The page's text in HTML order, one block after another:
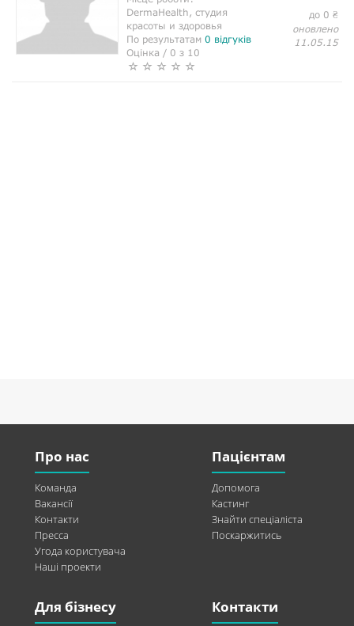
DermaHealth, студия
красоты и здоровья
По результатам 0 відгуків
Оцінка / 0 з 10
до 0 ₴
оновлено
11.05.15
Про нас
Команда
Вакансії
Контакти
Пресса
Угода користувача
Наші проекти
Пацієнтам
Допомога
Кастинг
Знайти спеціаліста
Поскаржитись
Для бізнесу Контакти